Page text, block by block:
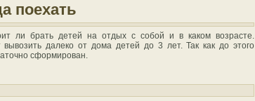
поехать
ли брать детей на отдых с собой и в каком возрасте.
далеко от дома детей до 3 лет. Так как до этого
сформирован.